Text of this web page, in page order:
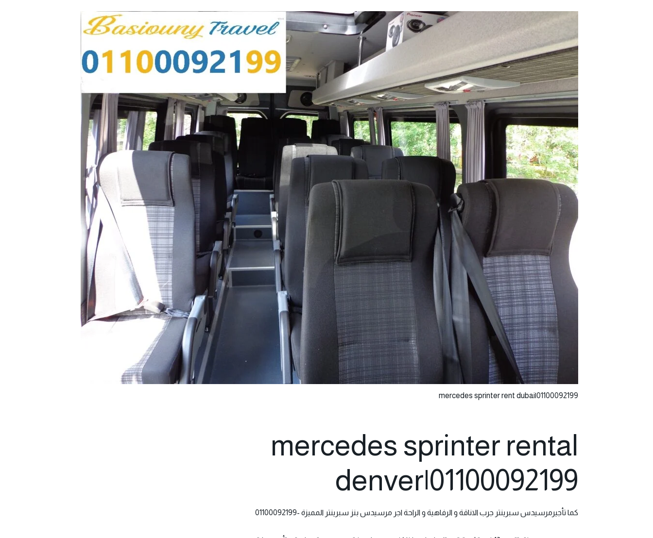
mercedes sprinter rent dubai|01100092199
mercedes sprinter rental
denver|01100092199
كما تأجيرمرسيدس سبرينتر جرب الاناقة و الرفاهية و الراحة اجر مرسيدسبنز سبرينتر المميزة -01100092199